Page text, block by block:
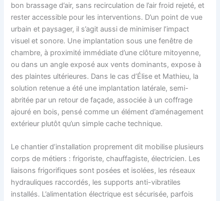
bon brassage d’air, sans recirculation de l’air froid rejeté, et
rester accessible pour les interventions. D’un point de vue
urbain et paysager, il s’agit aussi de minimiser l’impact
visuel et sonore. Une implantation sous une fenêtre de
chambre, à proximité immédiate d’une clôture mitoyenne,
ou dans un angle exposé aux vents dominants, expose à
des plaintes ultérieures. Dans le cas d’Élise et Mathieu, la
solution retenue a été une implantation latérale, semi-
abritée par un retour de façade, associée à un coffrage
ajouré en bois, pensé comme un élément d’aménagement
extérieur plutôt qu’un simple cache technique.
Le chantier d’installation proprement dit mobilise plusieurs
corps de métiers : frigoriste, chauffagiste, électricien. Les
liaisons frigorifiques sont posées et isolées, les réseaux
hydrauliques raccordés, les supports anti-vibratiles
installés. L’alimentation électrique est sécurisée, parfois